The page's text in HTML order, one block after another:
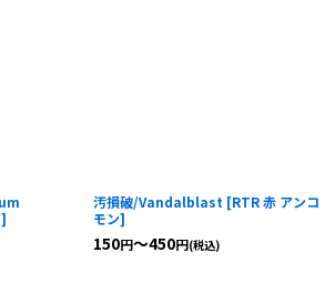
]
汚損破/Vandalblast [RTR 赤 アンコ
モン]
150円～450円(税込)